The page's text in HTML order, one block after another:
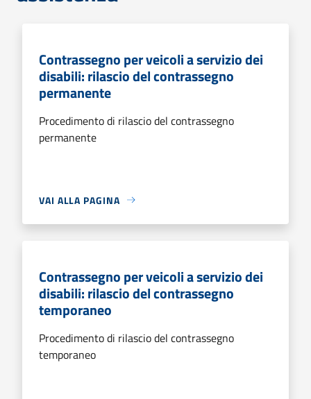
Contrassegno per veicoli a servizio dei
disabili: rilascio del contrassegno
permanente
Procedimento di rilascio del contrassegno
permanente
VAI ALLA PAGINA
Contrassegno per veicoli a servizio dei
disabili: rilascio del contrassegno
temporaneo
Procedimento di rilascio del contrassegno
temporaneo